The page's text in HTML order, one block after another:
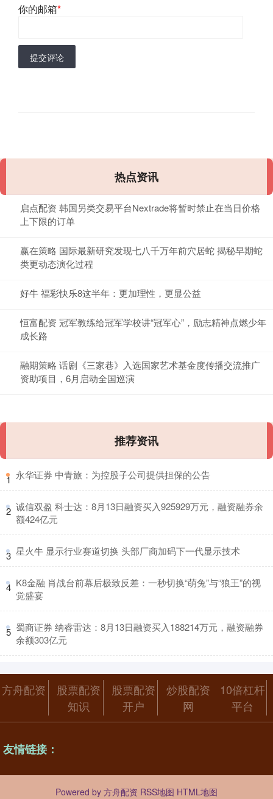
你的邮箱*
提交评论
热点资讯
启点配资 韩国另类交易平台Nextrade将暂时禁止在当日价格
上下限的订单
赢在策略 国际最新研究发现七八千万年前穴居蛇 揭秘早期蛇
类更动态演化过程
好牛 福彩快乐8这半年：更加理性，更显公益
恒富配资 冠军教练给冠军学校讲“冠军心”，励志精神点燃少年
成长路
融期策略 话剧《三家巷》入选国家艺术基金度传播交流推广
资助项目，6月启动全国巡演
推荐资讯
1 ​永华证券 中青旅：为控股子公司提供担保的公告
2 ​诚信双盈 科士达：8月13日融资买入925929万元，融资融券余
额424亿元
3 ​星火牛 显示行业赛道切换 头部厂商加码下一代显示技术
4 ​K8金融 肖战台前幕后极致反差：一秒切换“萌兔”与“狼王”的视
觉盛宴
5 ​蜀商证券 纳睿雷达：8月13日融资买入188214万元，融资融券
余额303亿元
方舟配资
股票配资
知识
股票配资
开户
炒股配资
网
10倍杠杆
平台
友情链接：
Powered by 方舟配资 RSS地图 HTML地图